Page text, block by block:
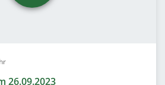
26.09.2023